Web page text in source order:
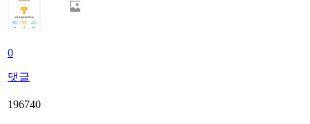
0
댓글
196740